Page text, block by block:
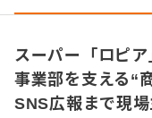
社内ルールや
スーパー「ロピ
事業部を支える“
SNS広報まで現